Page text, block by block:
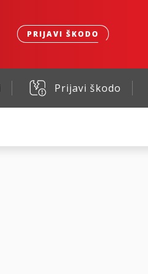
PRIJAVI ŠKODO
Prijavi škodo